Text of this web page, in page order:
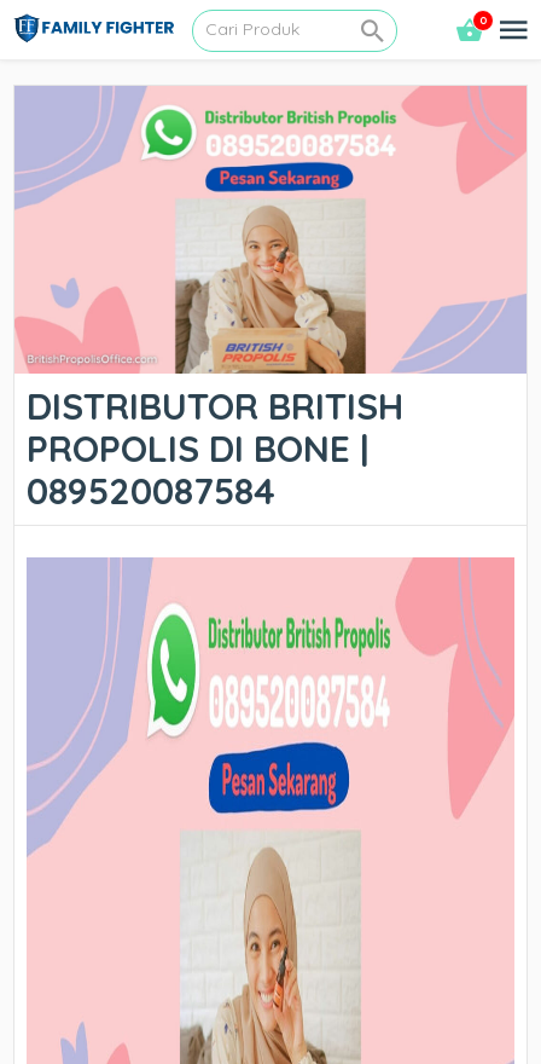
0
DISTRIBUTOR BRITISH
PROPOLIS DI BONE |
089520087584